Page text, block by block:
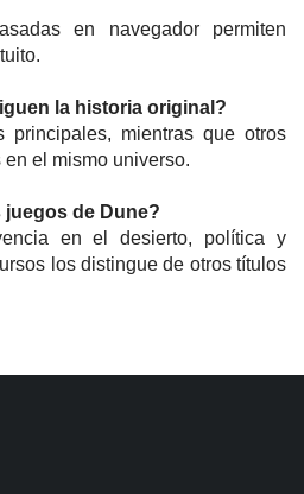
en navegador permiten
la historia original?
principales, mientras que otros
el mismo universo.
juegos de Dune?
en el desierto, política y
los distingue de otros títulos